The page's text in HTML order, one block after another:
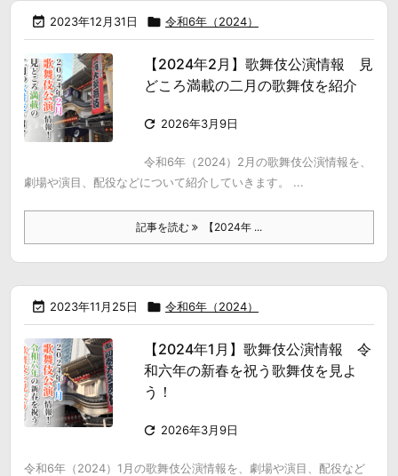
 2023年12月31日  令和6年（2024）
【2024年2月】歌舞伎公演情報 見
どころ満載の二月の歌舞伎を紹介
 2026年3月9日
令和6年（2024）2月の歌舞伎公演情報を、
劇場や演目、配役などについて紹介していきます。 ...
記事を読む 【2024年 ...
 2023年11月25日  令和6年（2024）
【2024年1月】歌舞伎公演情報 令
和六年の新春を祝う歌舞伎を見よ
う！
 2026年3月9日
令和6年（2024）1月の歌舞伎公演情報を、劇場や演目、配役など